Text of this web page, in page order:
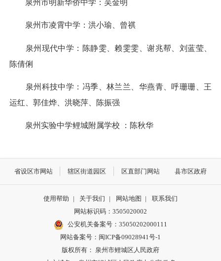
泉州市明新华侨中学：吴金明
泉州市凌霄中学：洪小瑜、曾祺
泉州现代中学：陈静雯、赖雯雯、谢兆帮、刘蓝莹、
陈倩俐
泉州科技中学：冯季、林兰兰、华燕青、呼珊珊、王
运红、郭佳烨、洪晓萍、陈振强
泉州实验中学鲤城附属学校 ：陈秋华
省设区市网站 辖区街道园区 区直部门网站 县市区政府
使用帮助 | 关于我们 | 网站地图 |
联系我们
网站标识码：3505020002
公安机关备案号：35050202000111
网站备案号：闽ICP备09028941号-1
版权所有： 泉州市鲤城区人民政府